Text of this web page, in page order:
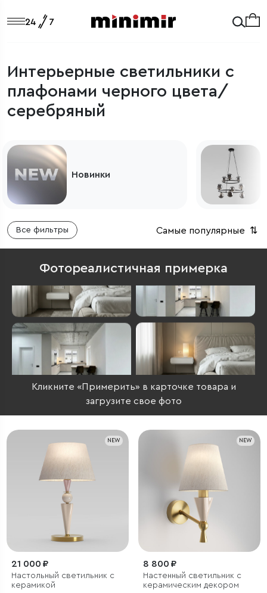
Интерьерные светильники с
плафонами черного цвета/
серебряный
Светильники из Европы
Все фильтры Самые популярные ⇅
Фотореалистичная примерка
Кликните «Примерить» в карточке товара и
загрузите свое фото
NEW
21 000 ₽
Настольный светильник с
керамикой
NEW
8 800 ₽
Настенный светильник с
керамическим декором